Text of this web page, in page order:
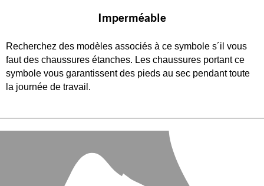
Imperméable
Recherchez des modèles associés à ce symbole s´il vous
faut des chaussures étanches. Les chaussures portant ce
symbole vous garantissent des pieds au sec pendant toute
la journée de travail.